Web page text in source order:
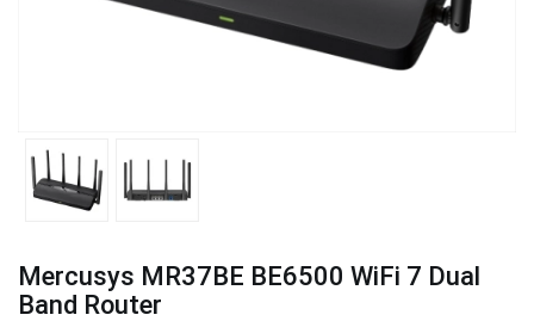
Mercusys MR37BE BE6500 WiFi 7 Dual
Band Router